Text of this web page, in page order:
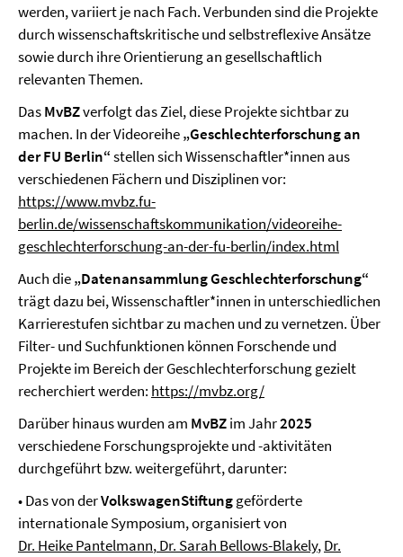
werden, variiert je nach Fach. Verbunden sind die Projekte
durch wissenschaftskritische und selbstreflexive Ansätze
sowie durch ihre Orientierung an gesellschaftlich
relevanten Themen.
DasMvBZverfolgt das Ziel, diese Projekte sichtbar zu
machen. In der Videoreihe„Geschlechterforschung an
der FU Berlin“stellen sich Wissenschaftler*innen aus
verschiedenen Fächern und Disziplinen vor:
https://www.mvbz.fu-
berlin.de/wissenschaftskommunikation/videoreihe-
geschlechterforschung-an-der-fu-berlin/index.html
Auch die„Datenansammlung Geschlechterforschung“
trägt dazu bei, Wissenschaftler*innen in unterschiedlichen
Karrierestufen sichtbar zu machen und zu vernetzen. Über
Filter- und Suchfunktionen können Forschende und
Projekte im Bereich der Geschlechterforschung gezielt
recherchiert werden: https://mvbz.org/
Darüber hinaus wurden am MvBZim Jahr2025
verschiedene Forschungsprojekte und -aktivitäten
durchgeführt bzw. weitergeführt, darunter:
• Das von derVolkswagenStiftunggeförderte
internationale Symposium, organisiert von
Dr. Heike Pantelmann,Dr. Sarah Bellows-Blakely,Dr.